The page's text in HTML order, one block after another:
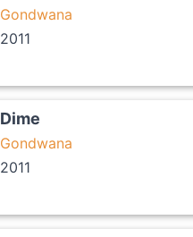
Gondwana
2011
Dime
Gondwana
2011